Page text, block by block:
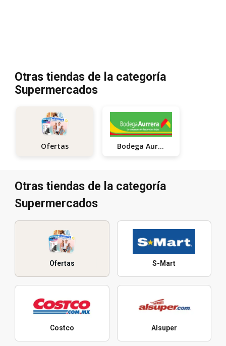
Otras tiendas de la categoría
Supermercados
Ofertas Bodega Aurrerá
Otras tiendas de la categoría
Supermercados
Ofertas S-Mart
Costco Alsuper